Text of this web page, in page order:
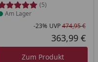
ProzentPreis
Preis
(5)
Am Lager
-23% UVP474,95 €
363,99 €
Zum Produkt